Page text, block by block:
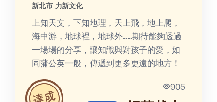
新北市 力新文化
上知天文，下知地理，天上飛，地上爬，
海中游，地球裡，地球外……期待能夠透過
一場場的分享，讓知識與對孩子的愛，如
同蒲公英一般，傳遞到更多更遠的地方！
905